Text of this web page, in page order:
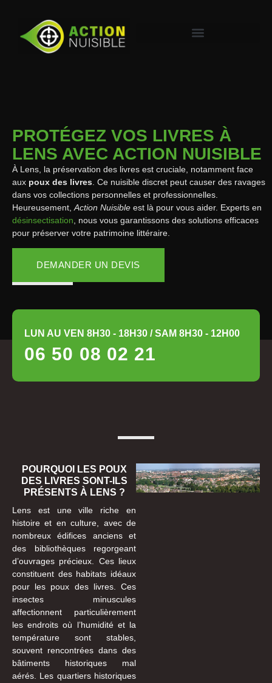
PROTÉGEZ VOS LIVRES À
LENS AVEC ACTION NUISIBLE
À Lens, la préservation des livres est cruciale, notamment face
aux poux des livres . Ce nuisible discret peut causer des ravages
dans vos collections personnelles et professionnelles.
Heureusement, Action Nuisible est là pour vous aider. Experts en
désinsectisation , nous vous garantissons des solutions efficaces
pour préserver votre patrimoine littéraire.
DEMANDER UN DEVIS
LUN AU VEN 8H30 - 18H30 / SAM 8H30 - 12H00
06 50 08 02 21
POURQUOI LES POUX
DES LIVRES SONT-ILS
PRÉSENTS À LENS ?
Lens est une ville riche en
histoire et en culture, avec de
nombreux édifices anciens et
des bibliothèques regorgeant
d’ouvrages précieux. Ces lieux
constituent des habitats idéaux
pour les poux des livres. Ces
insectes minuscules
affectionnent particulièrement
les endroits où l’humidité et la
température sont stables,
souvent rencontrées dans des
bâtiments historiques mal
aérés. Les quartiers historiques